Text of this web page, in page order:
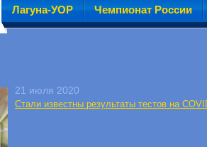
Лагуна-УОР Чемпионат России
21 июля 2020
Стали известны результаты тестов на